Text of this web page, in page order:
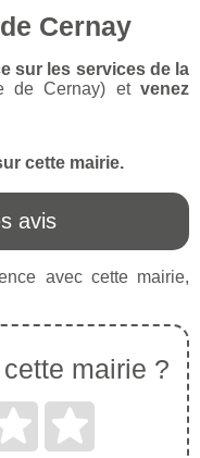
Cernay
sur les services de la
de Cernay) etvenez
cette mairie.
avis
avec cette mairie,
mairie ?